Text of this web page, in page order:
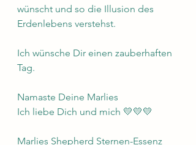
wünscht und so die Illusion des
Erdenlebens verstehst.
Ich wünsche Dir einen zauberhaften
Tag.
Namaste Deine Marlies
Ich liebe Dich und mich 💛💛💛
Marlies Shepherd Sternen-Essenz